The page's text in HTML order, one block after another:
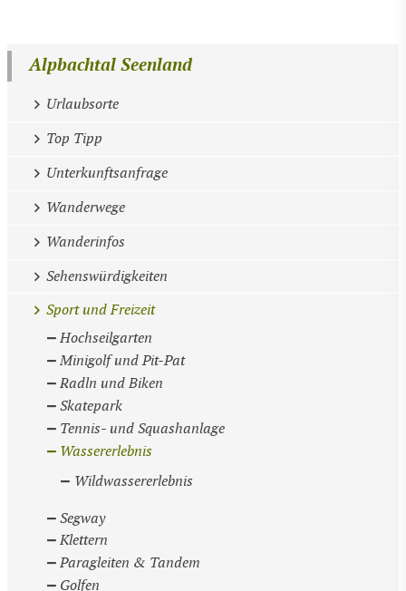
Alpbachtal Seenland
Urlaubsorte
Top Tipp
Unterkunftsanfrage
Wanderwege
Wanderinfos
Sehenswürdigkeiten
Sport und Freizeit
Hochseilgarten
Minigolf und Pit-Pat
Radln und Biken
Skatepark
Tennis- und Squashanlage
Wassererlebnis
Wildwassererlebnis
Segway
Klettern
Paragleiten & Tandem
Golfen